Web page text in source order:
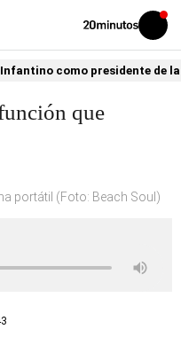
Volver
Iniciar
sesión
como presidente de
que
portátil (Foto: Beach Soul)